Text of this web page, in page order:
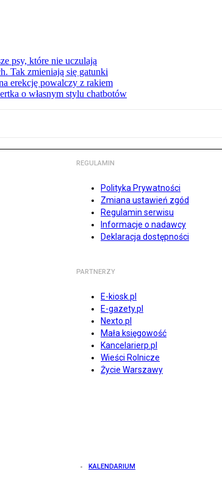
psy, które nie uczulają
Tak zmieniają się gatunki
erekcję powalczy z rakiem
o własnym stylu chatbotów
REGULAMIN
Polityka Prywatności
Zmiana ustawień zgód
Regulamin serwisu
Informacje o nadawcy
Deklaracja dostępności
PARTNERZY
E-kiosk.pl
E-gazety.pl
Nexto.pl
Mała księgowość
Kancelarierp.pl
Wieści Rolnicze
Życie Warszawy
KALENDARIUM